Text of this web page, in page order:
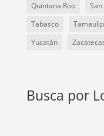
Quintana Roo
Tabasco
Yucatán
Busca por